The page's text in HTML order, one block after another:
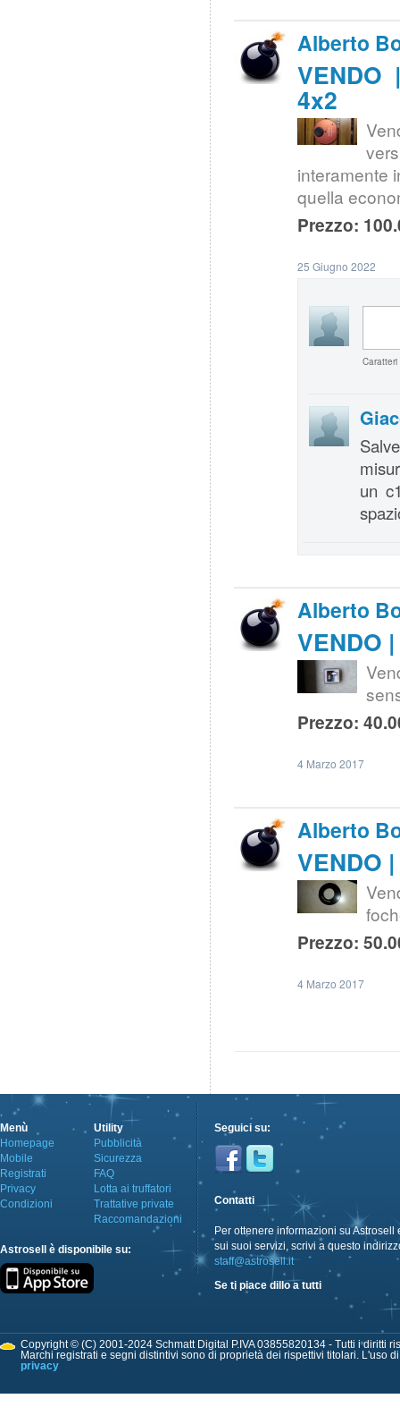
Alberto
4x2
interamente
quella
Prezzo:
25 Giugno 2022
un
Alberto
VENDO
Prezzo:
4 Marzo 2017
Alberto
VENDO
Prezzo:
4 Marzo 2017
Menù
Homepage
Mobile
Registrati
Privacy
Condizioni
Utility
Pubblicità
Sicurezza
FAQ
Lotta ai truffatori
Trattative private
Raccomandazioni
Astrosell è disponibile su:
Seguici su:
Contatti
Per ottenere informazioni su Astrosell
sui suoi servizi, scrivi a questo
staff@astrosell.it
Se ti piace dillo a tutti
Copyright © (C) 2001-2024 Schmatt Digital P.IVA 03855820134 - Tutti i diritti
Marchi registrati e segni distintivi sono di proprietà dei rispettivi titolari. L'uso
privacy